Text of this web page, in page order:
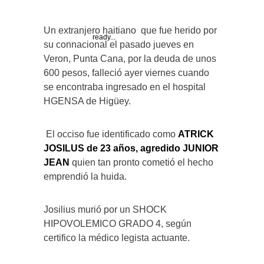
ready...
Un extranjero haitiano que fue herido por
su connacional el pasado jueves en
Veron, Punta Cana, por la deuda de unos
600 pesos, falleció ayer viernes cuando
se encontraba ingresado en el hospital
HGENSA de Higüey.
El occiso fue identificado como ATRICK
JOSILUS de 23 años, agredido JUNIOR
JEAN quien tan pronto cometió el hecho
emprendió la huida.
Josilius murió por un SHOCK
HIPOVOLEMICO GRADO 4, según
certifico la médico legista actuante.